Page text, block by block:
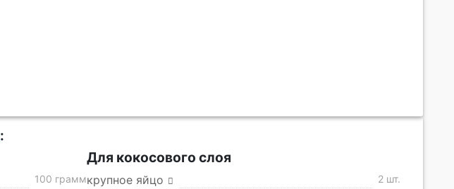
:
100 грамм
Для кокосового слоя
крупное яйцо 2 шт.